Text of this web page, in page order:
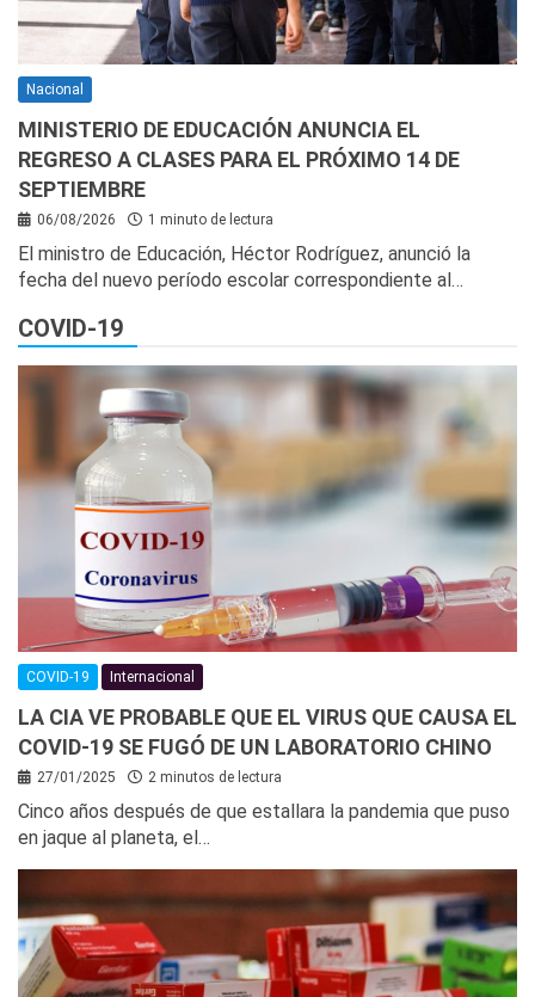
Nacional
MINISTERIO DE EDUCACIÓN ANUNCIA EL
REGRESO A CLASES PARA EL PRÓXIMO 14 DE
SEPTIEMBRE
06/08/2026 1 minuto de lectura
El ministro de Educación, Héctor Rodríguez, anunció la
fecha del nuevo período escolar correspondiente al…
COVID-19
COVID-19 Internacional
LA CIA VE PROBABLE QUE EL VIRUS QUE CAUSA EL
COVID-19 SE FUGÓ DE UN LABORATORIO CHINO
27/01/2025 2 minutos de lectura
Cinco años después de que estallara la pandemia que puso
en jaque al planeta, el…